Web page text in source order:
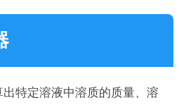
特定溶液中溶质的质量、溶